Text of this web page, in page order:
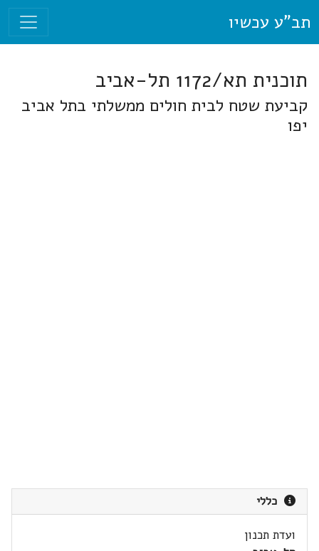
תב"ע עכשיו
תוכנית תא/1172 תל-אביב
קביעת שטח לבית חולים ממשלתי בתל אביב
יפו
כללי
ועדת תכנון